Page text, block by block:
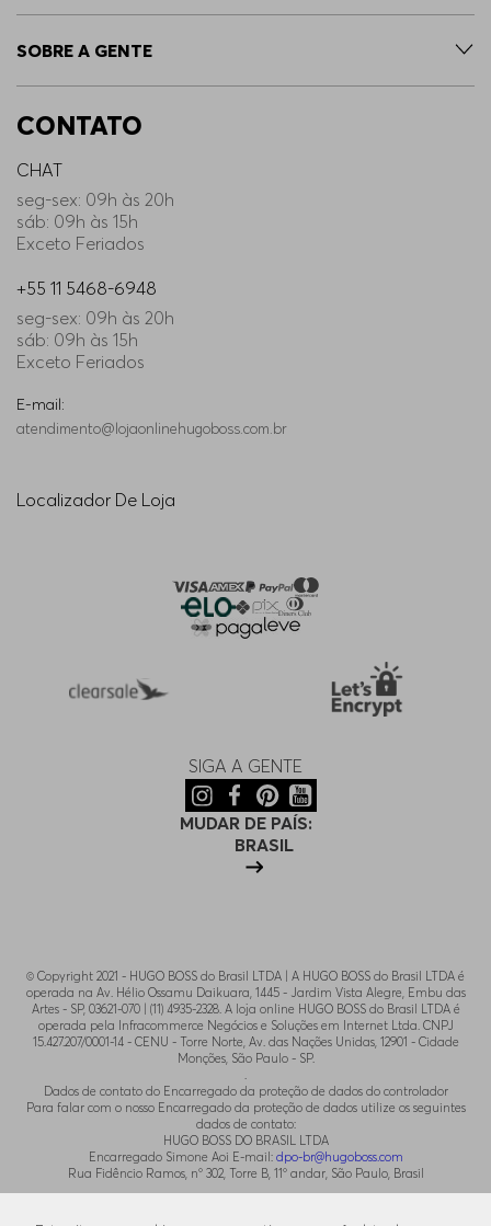
SOBRE A GENTE
CONTATO
CHAT
seg-sex: 09h às 20h
sáb: 09h às 15h
Exceto Feriados
+55 11 5468-6948
seg-sex: 09h às 20h
sáb: 09h às 15h
Exceto Feriados
E-mail:
atendimento@lojaonlinehugoboss.com.br
Localizador De Loja
SIGA A GENTE
MUDAR DE PAÍS:
BRASIL
© Copyright 2021 - HUGO BOSS do Brasil LTDA | A HUGO BOSS do Brasil LTDA é
operada na Av. Hélio Ossamu Daikuara, 1445 - Jardim Vista Alegre, Embu das
Artes - SP, 03621-070 | (11) 4935-2328. A loja online HUGO BOSS do Brasil LTDA é
operada pela Infracommerce Negócios e Soluções em Internet Ltda. CNPJ
15.427.207/0001-14 - CENU - Torre Norte, Av. das Nações Unidas, 12901 - Cidade
Monções, São Paulo - SP.
.
Dados de contato do Encarregado da proteção de dados do controlador
Para falar com o nosso Encarregado da proteção de dados utilize os seguintes
dados de contato:
HUGO BOSS DO BRASIL LTDA
Encarregado Simone Aoi E-mail: dpo-br@hugoboss.com
Rua Fidêncio Ramos, n° 302, Torre B, 11° andar, São Paulo, Brasil
Para contato com o SAC utilize o email